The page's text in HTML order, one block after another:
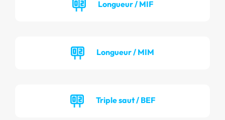
Longueur / MIF
Longueur / MIM
Triple saut / BEF